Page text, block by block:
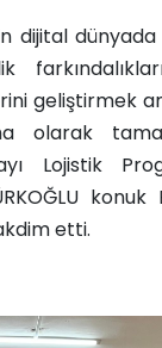
dijital
geliştirmek
olarak
Lojistik
konuk
etti.